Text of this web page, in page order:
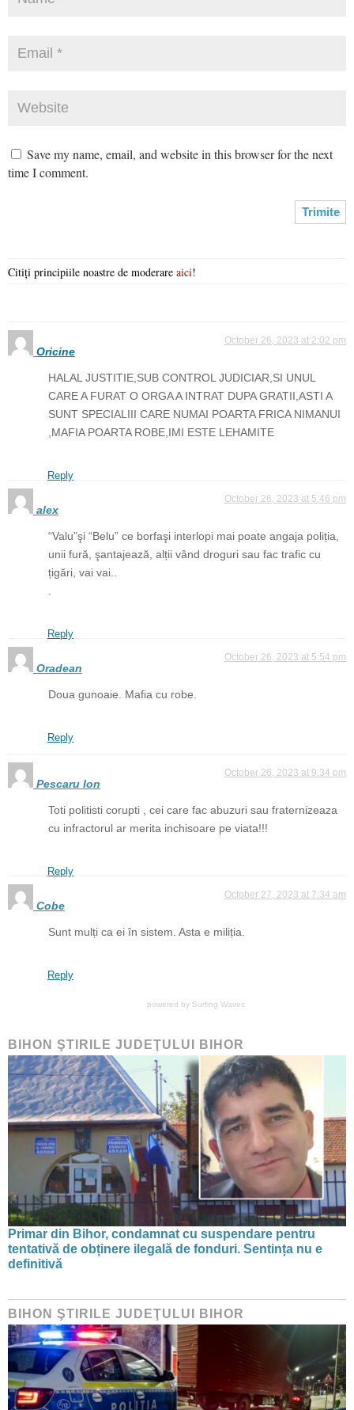
Save my name, email, and website in this browser for the next
time I comment.
Citiți principiile noastre de moderare aici!
Oricine
October 26, 2023 at 2:02 pm
HALAL JUSTITIE,SUB CONTROL JUDICIAR,SI UNUL
CARE A FURAT O ORGA A INTRAT DUPA GRATII,ASTI A
SUNT SPECIALIII CARE NUMAI POARTA FRICA NIMANUI
,MAFIA POARTA ROBE,IMI ESTE LEHAMITE
Reply
alex
October 26, 2023 at 5:46 pm
“Valu”şi “Belu” ce borfaşi interlopi mai poate angaja poliția,
unii fură, şantajează, alții vând droguri sau fac trafic cu
țigări, vai vai..
Reply
Oradean
October 26, 2023 at 5:54 pm
Doua gunoaie. Mafia cu robe.
Reply
Pescaru Ion
October 26, 2023 at 9:34 pm
Toti politisti corupti , cei care fac abuzuri sau fraternizeaza
cu infractorul ar merita inchisoare pe viata!!!
Reply
Cobe
October 27, 2023 at 7:34 am
Sunt mulți ca ei în sistem. Asta e miliția.
Reply
powered by Surfing Waves
BIHON ŞTIRILE JUDEŢULUI BIHOR
Primar din Bihor, condamnat cu suspendare pentru
tentativă de obținere ilegală de fonduri. Sentința nu e
definitivă
BIHON ŞTIRILE JUDEŢULUI BIHOR